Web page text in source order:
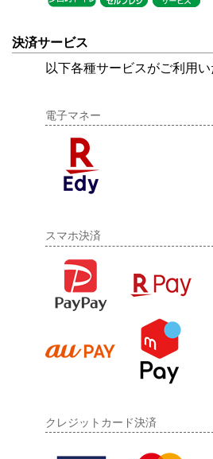
決済サービス
以下各種サービスがご利用い
電子マネー
スマホ決済
クレジットカード決済